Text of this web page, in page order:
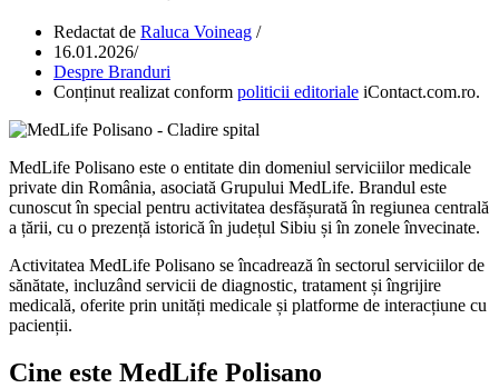
Redactat de Raluca Voineag
16.01.2026
Despre Branduri
Conținut realizat conform politicii editoriale iContact.com.ro.
MedLife Polisano este o entitate din domeniul serviciilor medicale
private din România, asociată Grupului MedLife. Brandul este
cunoscut în special pentru activitatea desfășurată în regiunea centrală
a țării, cu o prezență istorică în județul Sibiu și în zonele învecinate.
Activitatea MedLife Polisano se încadrează în sectorul serviciilor de
sănătate, incluzând servicii de diagnostic, tratament și îngrijire
medicală, oferite prin unități medicale și platforme de interacțiune cu
pacienții.
Cine este MedLife Polisano